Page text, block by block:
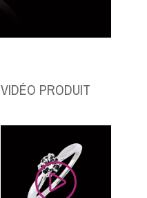
VIDÉO PRODUIT